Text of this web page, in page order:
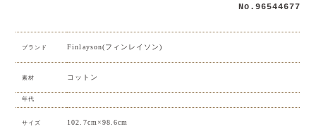
No.96544677
ブランド Finlayson(フィンレイソン)
素材 コットン
年代
サイズ 102.7cm×98.6cm